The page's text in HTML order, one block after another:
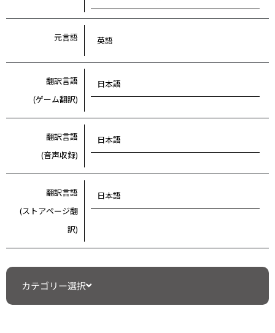
カテゴリー選択
元言語 英語
翻訳言語
(ゲーム翻訳)
日本語
翻訳言語
(音声収録)
日本語
翻訳言語
(ストアページ翻
訳)
日本語